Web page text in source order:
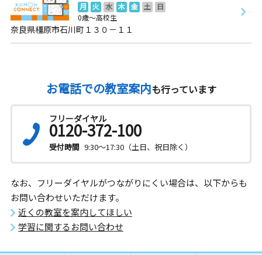
月 火 水 木 金 土
日
0歳～高校生
奈良県橿原市石川町１３０－１１
お電話での教室案内も行っています
フリーダイヤル
0120-372-100
受付時間 9:30～17:30（土日、祝日除く）
なお、フリーダイヤルがつながりにくい場合は、以下からも
お問い合わせいただけます。
近くの教室を案内してほしい
学習に関するお問い合わせ